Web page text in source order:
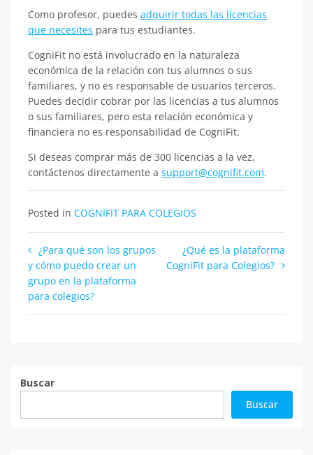
Como profesor, puedes adquirir todas las licencias
que necesites para tus estudiantes.
CogniFit no está involucrado en la naturaleza
económica de la relación con tus alumnos o sus
familiares, y no es responsable de usuarios terceros.
Puedes decidir cobrar por las licencias a tus alumnos
o sus familiares, pero esta relación económica y
financiera no es responsabilidad de CogniFit.
Si deseas comprar más de 300 licencias a la vez,
contáctenos directamente a support@cognifit.com.
Posted in COGNIFIT PARA COLEGIOS
Navegación
de
entradas
¿Para qué son los grupos
y cómo puedo crear un
grupo en la plataforma
para colegios?
¿Qué es la plataforma
CogniFit para Colegios?
Buscar
Buscar